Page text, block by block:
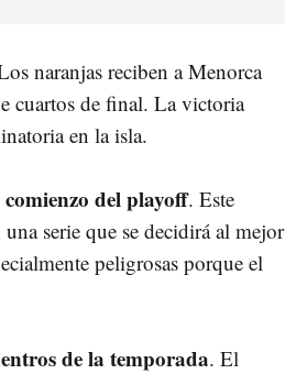
naranjas reciben a Menorca
cuartos de final. La victoria
en la isla.
del playoff. Este
serie que se decidirá al mejor
peligrosas porque el
de la temporada. El